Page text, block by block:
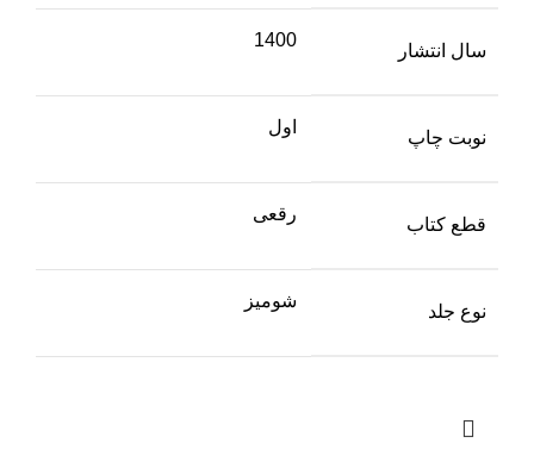
سال انتشار
1400
نوبت چاپ
اول
قطع کتاب
رقعی
نوع جلد
شومیز